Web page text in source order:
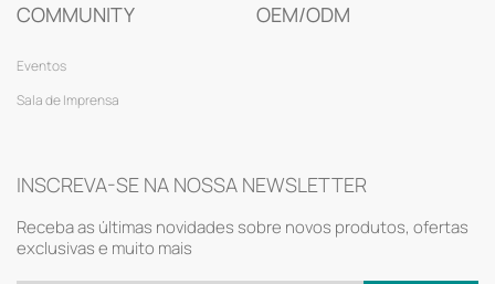
COMMUNITY
Eventos
Sala de Imprensa
OEM/ODM
INSCREVA-SE NA NOSSA NEWSLETTER
Receba as últimas novidades sobre novos produtos, ofertas
exclusivas e muito mais